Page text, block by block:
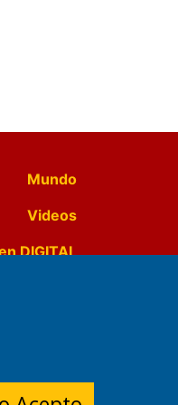
Mundo
Videos
DIGITAL